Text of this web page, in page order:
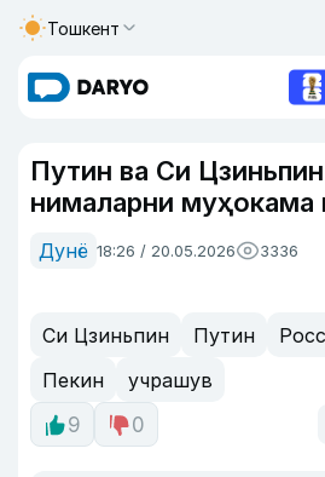
Тошкент
Путин ва Си
нималарни муҳокама
Дунё 18:26 / 20.05.2026 3336
Си Цзиньпин Путин
Пекин
учрашув
9
0